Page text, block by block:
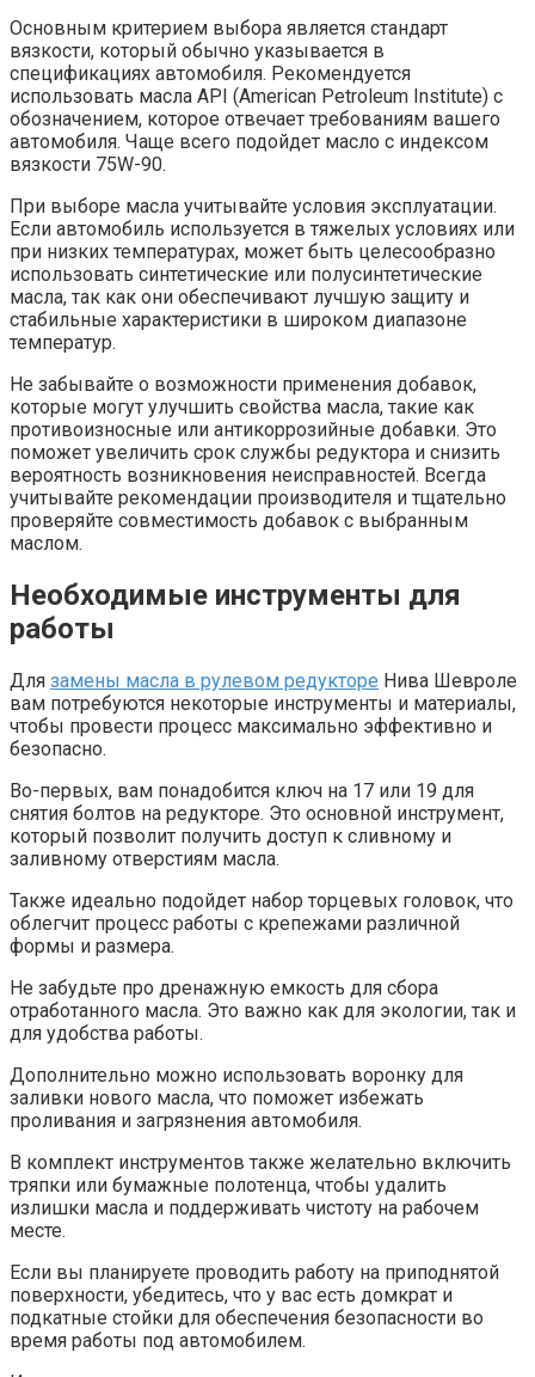
Основным критерием выбора является стандарт
вязкости, который обычно указывается в
спецификациях автомобиля. Рекомендуется
использовать масла API (American Petroleum Institute) с
обозначением, которое отвечает требованиям вашего
автомобиля. Чаще всего подойдет масло с индексом
вязкости 75W-90.
При выборе масла учитывайте условия эксплуатации.
Если автомобиль используется в тяжелых условиях или
при низких температурах, может быть целесообразно
использовать синтетические или полусинтетические
масла, так как они обеспечивают лучшую защиту и
стабильные характеристики в широком диапазоне
температур.
Не забывайте о возможности применения добавок,
которые могут улучшить свойства масла, такие как
противоизносные или антикоррозийные добавки. Это
поможет увеличить срок службы редуктора и снизить
вероятность возникновения неисправностей. Всегда
учитывайте рекомендации производителя и тщательно
проверяйте совместимость добавок с выбранным
маслом.
Необходимые инструменты для
работы
Для замены масла в рулевом редукторе Нива Шевроле
вам потребуются некоторые инструменты и материалы,
чтобы провести процесс максимально эффективно и
безопасно.
Во-первых, вам понадобится ключ на 17 или 19 для
снятия болтов на редукторе. Это основной инструмент,
который позволит получить доступ к сливному и
заливному отверстиям масла.
Также идеально подойдет набор торцевых головок, что
облегчит процесс работы с крепежами различной
формы и размера.
Не забудьте про дренажную емкость для сбора
отработанного масла. Это важно как для экологии, так и
для удобства работы.
Дополнительно можно использовать воронку для
заливки нового масла, что поможет избежать
проливания и загрязнения автомобиля.
В комплект инструментов также желательно включить
тряпки или бумажные полотенца, чтобы удалить
излишки масла и поддерживать чистоту на рабочем
месте.
Если вы планируете проводить работу на приподнятой
поверхности, убедитесь, что у вас есть домкрат и
подкатные стойки для обеспечения безопасности во
время работы под автомобилем.